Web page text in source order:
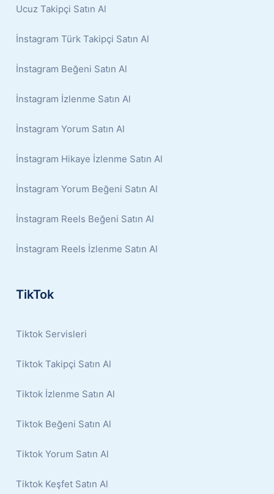
Ucuz Takipçi Satın Al
İnstagram Türk Takipçi Satın Al
İnstagram Beğeni Satın Al
İnstagram İzlenme Satın Al
İnstagram Yorum Satın Al
İnstagram Hikaye İzlenme Satın Al
İnstagram Yorum Beğeni Satın Al
İnstagram Reels Beğeni Satın Al
İnstagram Reels İzlenme Satın Al
TikTok
Tiktok Servisleri
Tiktok Takipçi Satın Al
Tiktok İzlenme Satın Al
Tiktok Beğeni Satın Al
Tiktok Yorum Satın Al
Tiktok Keşfet Satın Al